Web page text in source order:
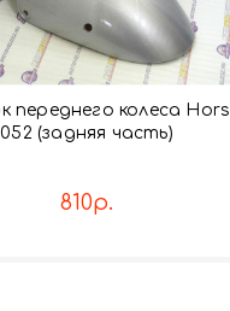
переднего колеса Hors
052 (задняя часть)
810р.